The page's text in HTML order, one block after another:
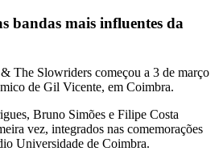
bandas mais influentes da
The Slowriders começou a 3 de março
de Gil Vicente, em Coimbra.
Bruno Simões e Filipe Costa
vez, integrados nas comemorações
Universidade de Coimbra.